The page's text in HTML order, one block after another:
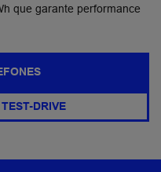
que garante performance
DRIVE